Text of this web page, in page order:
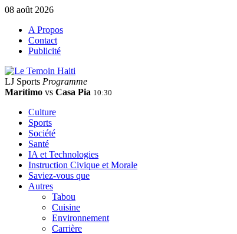
08 août 2026
A Propos
Contact
Publicité
LJ Sports Programme
Marítimo vs Casa Pia 10:30
Culture
Sports
Société
Santé
IA et Technologies
Instruction Civique et Morale
Saviez-vous que
Autres
Tabou
Cuisine
Environnement
Carrière